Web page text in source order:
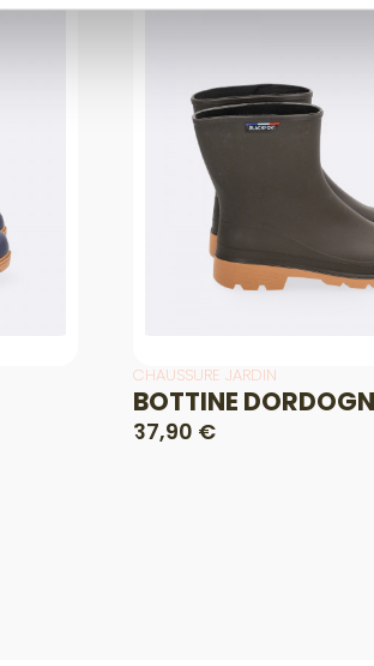
CHAUSSURE JARDIN
BOTTINE
37,90 €